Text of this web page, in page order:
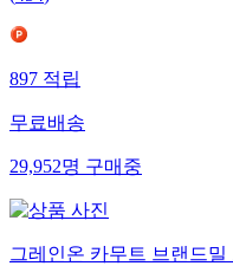
897 적립
무료배송
29,952명 구매중
그레인온 카무트 브랜드